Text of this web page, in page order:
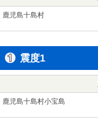
鹿児島十島村
震度1
鹿児島十島村小宝島